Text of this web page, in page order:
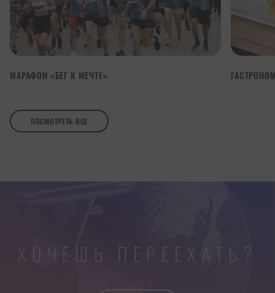
МАРАФОН «БЕГ К МЕЧТЕ»
ПОСМОТРЕТЬ ВСЕ
ХОЧЕШЬ ПЕРЕЕХАТЬ?